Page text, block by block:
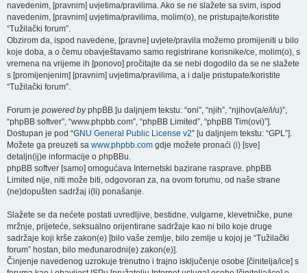
navedenim, [pravnim] uvjetima/pravilima. Ako se ne slažete sa svim, ispod
navedenim, [pravnim] uvjetima/pravilima, molim(o), ne pristupajte/koristite
“Tužilački forum”.
Obzirom da, ispod navedene, [pravne] uvjete/pravila možemo promijeniti u bilo
koje doba, a o čemu obavještavamo samo registrirane korisnike/ce, molim(o), s
vremena na vrijeme ih [ponovo] pročitajte da se nebi dogodilo da se ne slažete
s [promijenjenim] [pravnim] uvjetima/pravilima, a i dalje pristupate/koristite
“Tužilački forum”.
Forum je powered byphpBB [u daljnjem tekstu: “oni”, “njih”, “njihov(a/e/i/u)”,
“phpBB softver”, “www.phpbb.com”, “phpBB Limited”, “phpBB Tim(ovi)”].
Dostupan je pod “GNU General Public License v2” [u daljnjem tekstu: “GPL”].
Možete ga preuzeti sa www.phpbb.com gdje možete pronaći (i) [sve]
detaljn(ij)e informacije o phpBBu.
phpBB softver [samo] omogućava Internetski bazirane rasprave. phpBB
Limited nije, niti može biti, odgovoran za, na ovom forumu, od naše strane
(ne)dopušten sadržaj i(li) ponašanje.
Slažete se da nećete postati uvredljive, bestidne, vulgarne, klevetničke, pune
mržnje, prijeteće, seksualno orijentirane sadržaje kao ni bilo koje druge
sadržaje koji krše zakon(e) [bilo vaše zemlje, bilo zemlje u kojoj je “Tužilački
forum” hostan, bilo međunarodni(e) zakon(e)].
Činjenje navedenog uzrokuje trenutno i trajno isključenje osobe [činitelja/ice] s